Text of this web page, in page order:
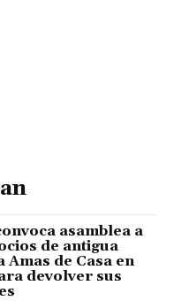
asamblea a
de antigua
Amas de Casa en
devolver sus